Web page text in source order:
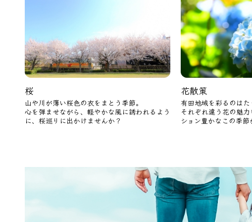
桜
山や川が薄い桜色の衣をまとう季節。
心を弾ませながら、軽やかな風に誘われるよう
に、桜巡りに出かけませんか？
花散策
有田地域を彩るのはた
それぞれ違う花の魅
ション豊かなこの季節